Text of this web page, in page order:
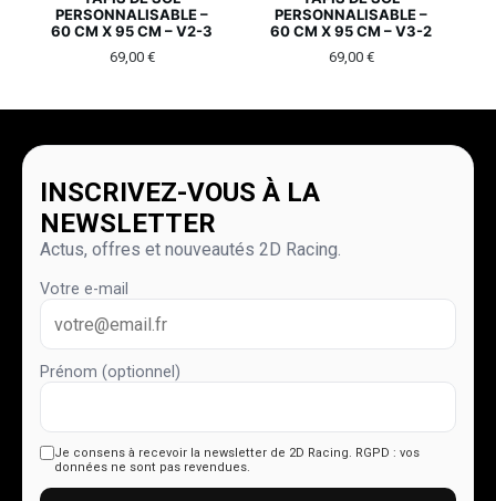
PERSONNALISABLE –
60 CM X 95 CM – V2-3
69,00 €
PERSONNALISABLE –
60 CM X 95 CM – V3-2
69,00 €
INSCRIVEZ-VOUS À LA
NEWSLETTER
Actus, offres et nouveautés 2D Racing.
Votre e-mail
Prénom (optionnel)
Je consens à recevoir la newsletter de 2D Racing. RGPD : vos
données ne sont pas revendues.